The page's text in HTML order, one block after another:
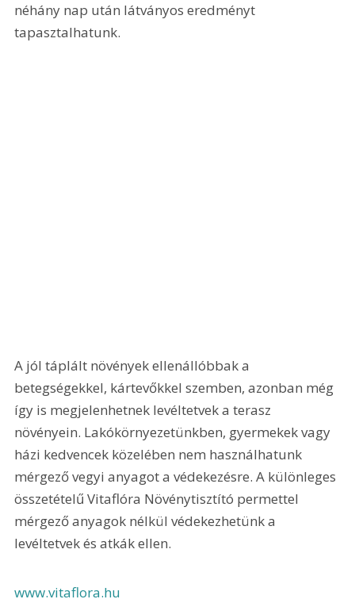
néhány nap után látványos eredményt
tapasztalhatunk.
A jól táplált növények ellenállóbbak a
betegségekkel, kártevőkkel szemben, azonban még
így is megjelenhetnek levéltetvek a terasz
növényein. Lakókörnyezetünkben, gyermekek vagy
házi kedvencek közelében nem használhatunk
mérgező vegyi anyagot a védekezésre. A különleges
összetételű Vitaflóra Növénytisztító permettel
mérgező anyagok nélkül védekezhetünk a
levéltetvek és atkák ellen.
www.vitaflora.hu